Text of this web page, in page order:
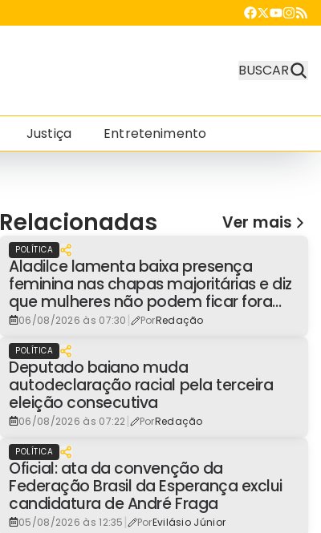
BUSCAR
Justiça Entretenimento
Relacionadas Ver mais
POLÍTICA
Aladilce lamenta baixa presença
feminina nas chapas majoritárias e diz
que mulheres não podem ficar fora
dos espaços de poder
06/08/2026 às 07:30 | PorRedação
POLÍTICA
Deputado baiano muda
autodeclaração racial pela terceira
eleição consecutiva
06/08/2026 às 07:22| PorRedação
POLÍTICA
Oficial: ata da convenção da
Federação Brasil da Esperança exclui
candidatura de André Fraga
05/08/2026 às 12:35 | PorEvilásio Júnior